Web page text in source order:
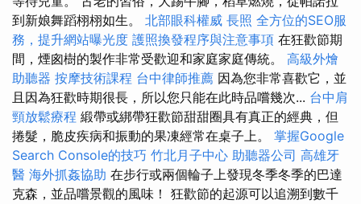
到新娘舞蹈栩栩如生。 北部眼科權威 長照 全方位的SEO服
務，提升網站曝光度 護照換發程序與注意事項 在狂歡節期
間，煙囪樹的製作非常受歡迎和家庭家庭傳統。 高級外燴
助聽器 按摩技術課程 台中律師推薦 因為您非常喜歡它，並
且因為狂歡時期很長，所以您只能在此時品嚐幾次... 台中肩
頸放鬆療程 緞帶或綁帶狂歡節甜甜圈具有真正的經典，但
捲髮，脆皮疾病和振動的果凍經常在桌子上。 掌握Google
Search Console的技巧 竹北月子中心 助聽器公司 高雄牙
醫 海外抓姦協助 在步行或兩個輪子上發現冬季冬季的巴達
克森，並品嚐景觀的風味！ 狂歡節的起源可以追溯到數千